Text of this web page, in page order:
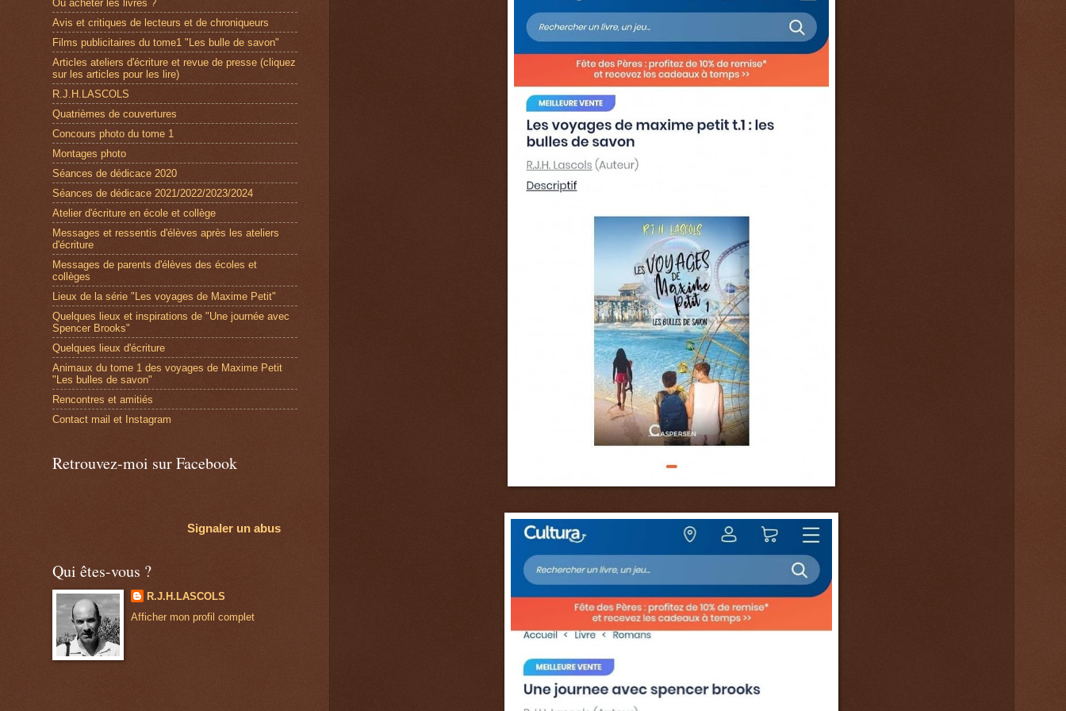
Où acheter les livres ?
Avis et critiques de lecteurs et de chroniqueurs
Films publicitaires du tome1 "Les bulle de savon"
Articles ateliers d'écriture et revue de presse (cliquez
sur les articles pour les lire)
R.J.H.LASCOLS
Quatrièmes de couvertures
Concours photo du tome 1
Montages photo
Séances de dédicace 2020
Séances de dédicace 2021/2022/2023/2024
Atelier d'écriture en école et collège
Messages et ressentis d'élèves après les ateliers
d'écriture
Messages de parents d'élèves des écoles et
collèges
Lieux de la série "Les voyages de Maxime Petit"
Quelques lieux et inspirations de "Une journée avec
Spencer Brooks"
Quelques lieux d'écriture
Animaux du tome 1 des voyages de Maxime Petit
"Les bulles de savon"
Rencontres et amitiés
Contact mail et Instagram
Retrouvez-moi sur Facebook
Signaler un abus
Qui êtes-vous ?
R.J.H.LASCOLS
Afficher mon profil complet